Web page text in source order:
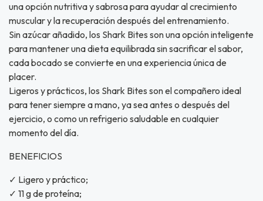
una opción nutritiva y sabrosa para ayudar al crecimiento
muscular y la recuperación después del entrenamiento.
Sin azúcar añadido, los Shark Bites son una opción inteligente
para mantener una dieta equilibrada sin sacrificar el sabor,
cada bocado se convierte en una experiencia única de
placer.
Ligeros y prácticos, los Shark Bites son el compañero ideal
para tener siempre a mano, ya sea antes o después del
ejercicio, o como un refrigerio saludable en cualquier
momento del día.
BENEFICIOS
✓ Ligero y práctico;
✓ 11 g de proteína;